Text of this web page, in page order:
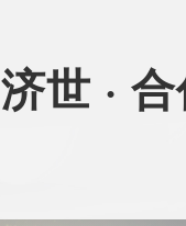
济世 ·